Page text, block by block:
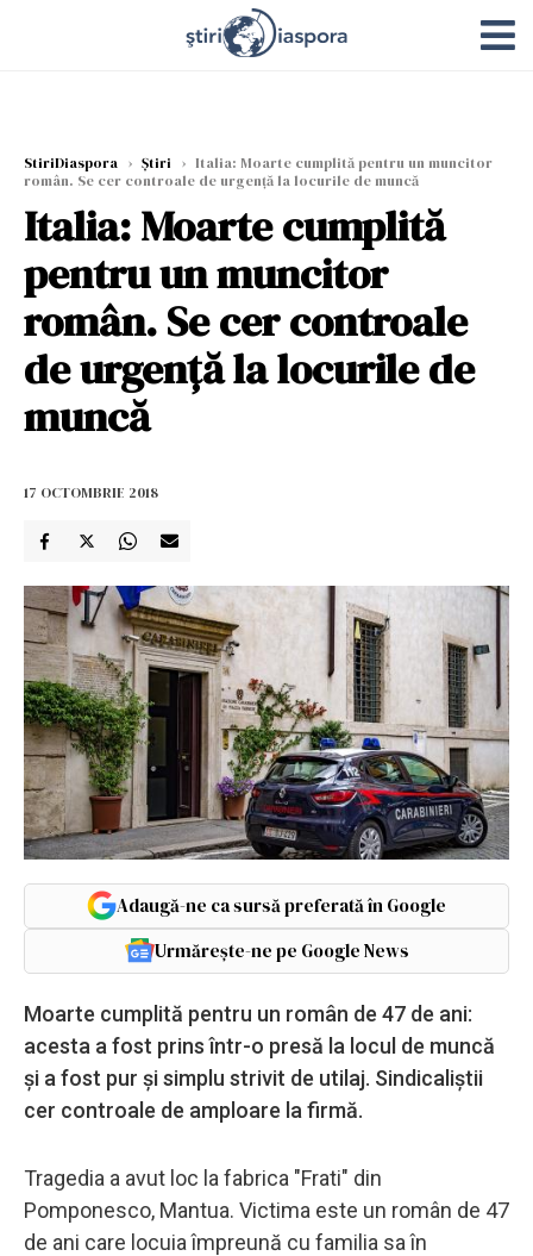
StiriDiaspora › Știri › Italia: Moarte cumplită pentru un muncitor
român. Se cer controale de urgență la locurile de muncă
Italia: Moarte cumplită
pentru un muncitor
român. Se cer controale
de urgență la locurile de
muncă
17 OCTOMBRIE 2018
Adaugă-ne ca sursă preferată în Google
Urmărește-ne pe Google News
Moarte cumplită pentru un român de 47 de ani:
acesta a fost prins într-o presă la locul de muncă
și a fost pur și simplu strivit de utilaj. Sindicaliștii
cer controale de amploare la firmă.
Tragedia a avut loc la fabrica "Frati" din
Pomponesco, Mantua. Victima este un român de 47
de ani care locuia împreună cu familia sa în